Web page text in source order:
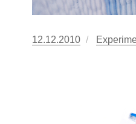
Publicado
12.12.2010 https://